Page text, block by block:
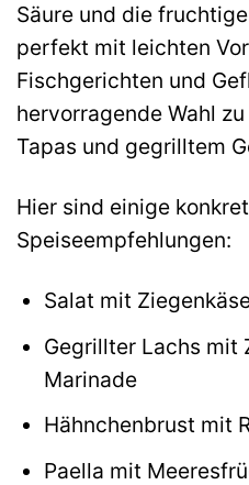
Säure und die
perfekt mit leichten
Fischgerichten und
hervorragende Wahl
Tapas und gegrilltem
Hier sind einige
Speiseempfehlungen:
Salat mit
Gegrillter Lachs mit
Marinade
Hähnchenbrust mit
Paella mit